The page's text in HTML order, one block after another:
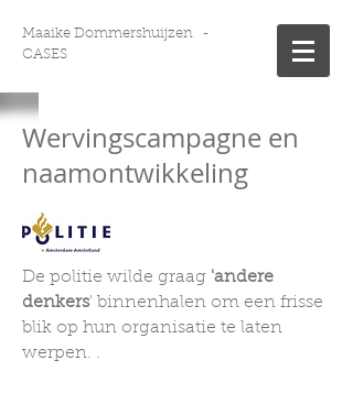
Maaike Dommershuijzen
-
CASES
De politie wilde graag 'andere
denkers' binnenhalen om een frisse
blik op hun organisatie te laten
werpen. .
Wervingscampagne en
naamontwikkeling